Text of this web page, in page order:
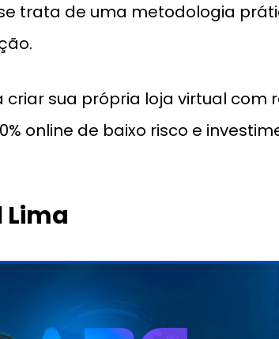
trata de uma metodologia
criar sua própria loja virtual com
online de baixo risco e
Lima